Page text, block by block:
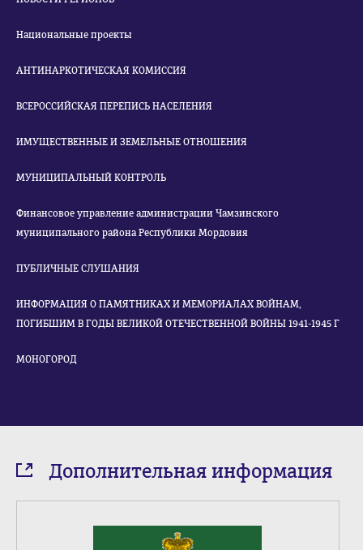
Национальные проекты
АНТИНАРКОТИЧЕСКАЯ КОМИССИЯ
ВСЕРОССИЙСКАЯ ПЕРЕПИСЬ НАСЕЛЕНИЯ
ИМУЩЕСТВЕННЫЕ И ЗЕМЕЛЬНЫЕ ОТНОШЕНИЯ
МУНИЦИПАЛЬНЫЙ КОНТРОЛЬ
Финансовое управление администрации Чамзинского
муниципального района Республики Мордовия
ПУБЛИЧНЫЕ СЛУШАНИЯ
ИНФОРМАЦИЯ О ПАМЯТНИКАХ И МЕМОРИАЛАХ ВОЙНАМ,
ПОГИБШИМ В ГОДЫ ВЕЛИКОЙ ОТЕЧЕСТВЕННОЙ ВОЙНЫ 1941-1945 Г
МОНОГОРОД
Дополнительная информация